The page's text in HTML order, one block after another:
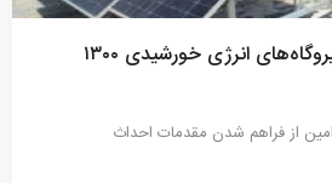
آغاز مقدمات احداث نیروگاه‌های انرژی خورشیدی ۱۳۰۰
از فراهم شدن مقدمات احداث